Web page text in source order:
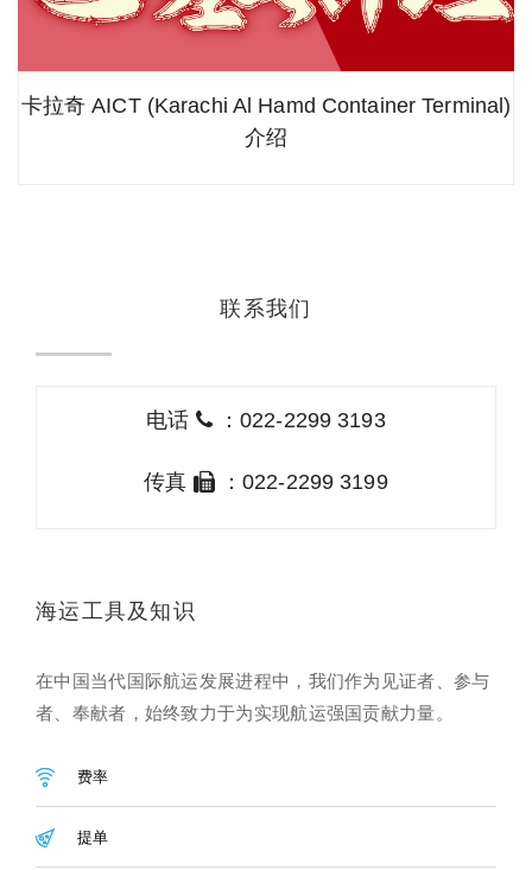
卡拉奇 AICT (Karachi Al Hamd Container Terminal)
介绍
联系我们
电话 ：022-2299 3193
传真 ：022-2299 3199
海运工具及知识
在中国当代国际航运发展进程中，我们作为见证者、参与
者、奉献者，始终致力于为实现航运强国贡献力量。
费率
提单